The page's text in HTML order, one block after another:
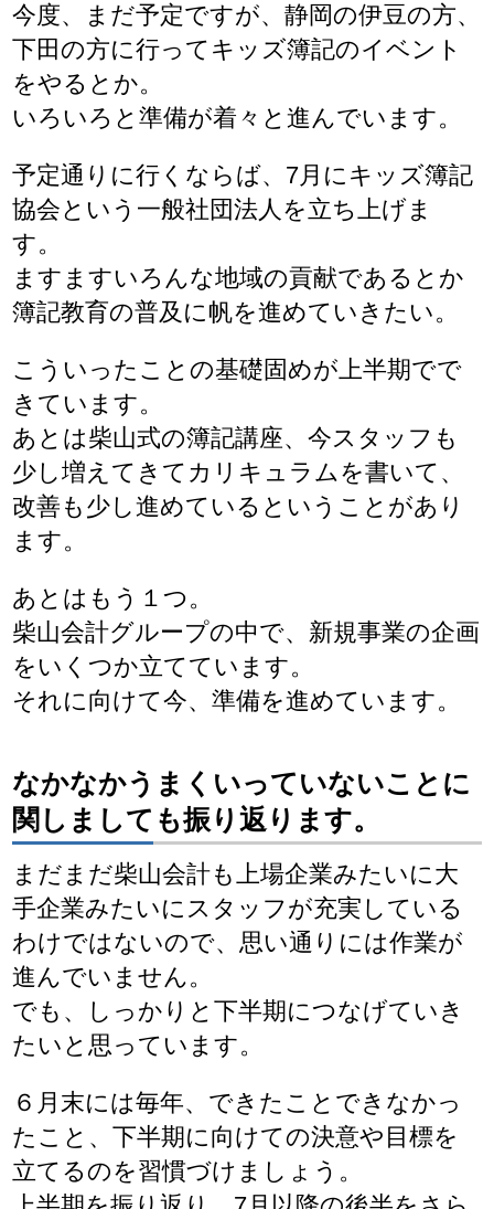
今度、まだ予定ですが、静岡の伊豆の方、
下田の方に行ってキッズ簿記のイベント
をやるとか。
いろいろと準備が着々と進んでいます。
予定通りに行くならば、7月にキッズ簿記
協会という一般社団法人を立ち上げま
す。
ますますいろんな地域の貢献であるとか
簿記教育の普及に帆を進めていきたい。
こういったことの基礎固めが上半期でで
きています。
あとは柴山式の簿記講座、今スタッフも
少し増えてきてカリキュラムを書いて、
改善も少し進めているということがあり
ます。
あとはもう１つ。
柴山会計グループの中で、新規事業の企画
をいくつか立てています。
それに向けて今、準備を進めています。
なかなかうまくいっていないことに
関しましても振り返ります。
まだまだ柴山会計も上場企業みたいに大
手企業みたいにスタッフが充実している
わけではないので、思い通りには作業が
進んでいません。
でも、しっかりと下半期につなげていき
たいと思っています。
６月末には毎年、できたことできなかっ
たこと、下半期に向けての決意や目標を
立てるのを習慣づけましょう。